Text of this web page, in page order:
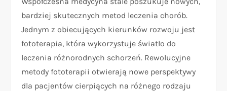
bardziej skutecznych metod leczenia chorób.
Jednym z obiecujących kierunków rozwoju jest
fototerapia, która wykorzystuje światło do
leczenia różnorodnych schorzeń. Rewolucyjne
metody fototerapii otwierają nowe perspektywy
dla pacjentów cierpiących na różnego rodzaju